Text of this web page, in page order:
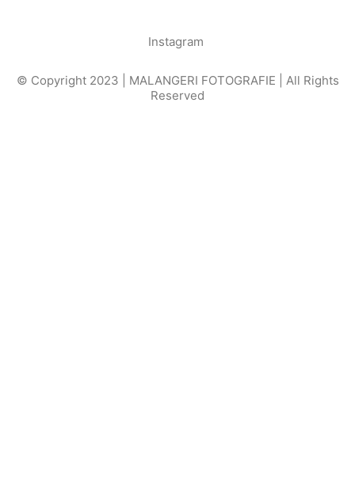
Instagram
© Copyright 2023 | MALANGERI FOTOGRAFIE | All Rights
Reserved